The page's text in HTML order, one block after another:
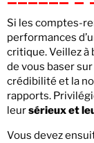
Si les comptes-
performances
critique. Veillez à
de vous baser
crédibilité et la
rapports.
leursérieux et
Vous devez